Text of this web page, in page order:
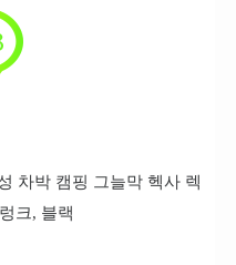
차박 캠핑 그늘막 헥사 렉
크, 블랙